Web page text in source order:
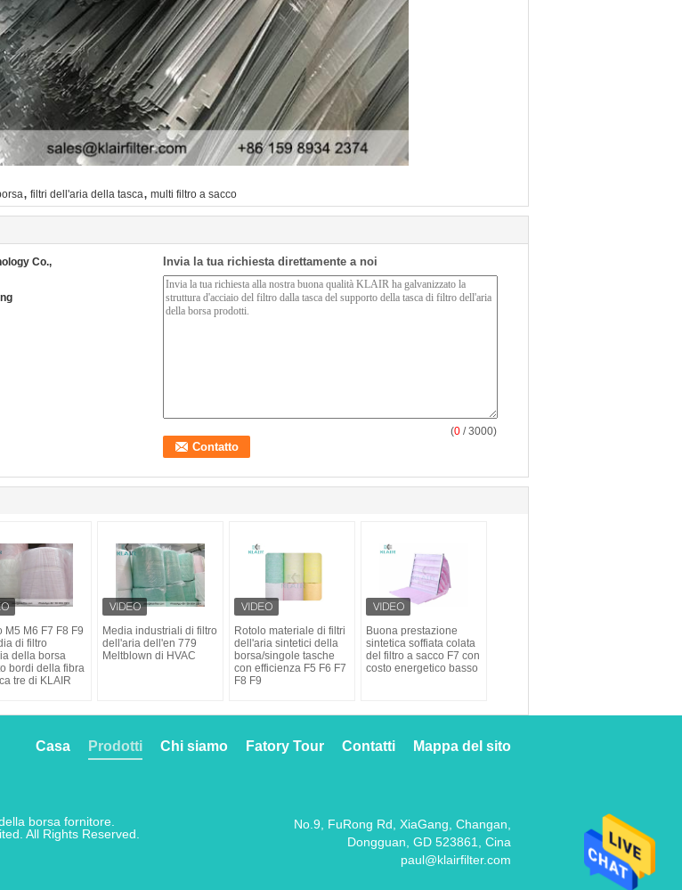
, filtri dell'aria della tasca, multi filtro a sacco
Co.,
Invia la tua richiesta direttamente a noi
(0 / 3000)
M5 M6 F7 F8 F9
di filtro
della borsa
bordi della fibra
tre di KLAIR
Media industriali di filtro
dell'aria dell'en 779
Meltblown di HVAC
Rotolo materiale di filtri
dell'aria sintetici della
borsa/singole tasche
con efficienza F5 F6 F7
F8 F9
Buona prestazione
sintetica soffiata colata
del filtro a sacco F7 con
costo energetico basso
Mappa del sito
Contatti
Fatory Tour
Chi siamo
Prodotti
Casa
borsa fornitore.
All Rights Reserved.
No.9, FuRong Rd, XiaGang, Changan,
Dongguan, GD 523861, Cina
paul@klairfilter.com